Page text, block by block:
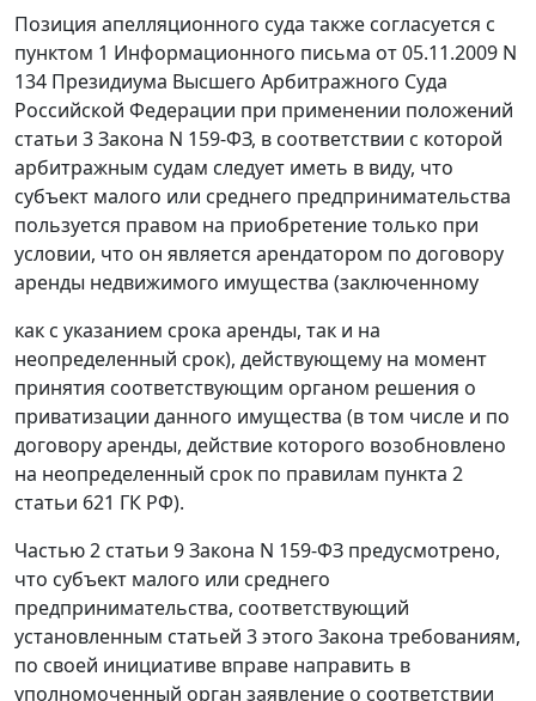
Позиция апелляционного суда также согласуется с
пунктом 1 Информационного письма от 05.11.2009 N
134 Президиума Высшего Арбитражного Суда
Российской Федерации при применении положений
статьи 3Закона N 159-ФЗ, в соответствии с которой
арбитражным судам следует иметь в виду, что
субъект малого или среднего предпринимательства
пользуется правом на приобретение только при
условии, что он является арендатором по договору
аренды недвижимого имущества (заключенному
как с указанием срока аренды, так и на
неопределенный срок), действующему на момент
принятия соответствующим органом решения о
приватизации данного имущества (в том числе и по
договору аренды, действие которого возобновлено
на неопределенный срок по правилам пункта 2
статьи 621 ГК РФ).
Частью 2 статьи 9Закона N 159-ФЗ предусмотрено,
что субъект малого или среднего
предпринимательства, соответствующий
установленным статьей 3этого Закона требованиям,
по своей инициативе вправе направить в
уполномоченный орган заявление о соответствии